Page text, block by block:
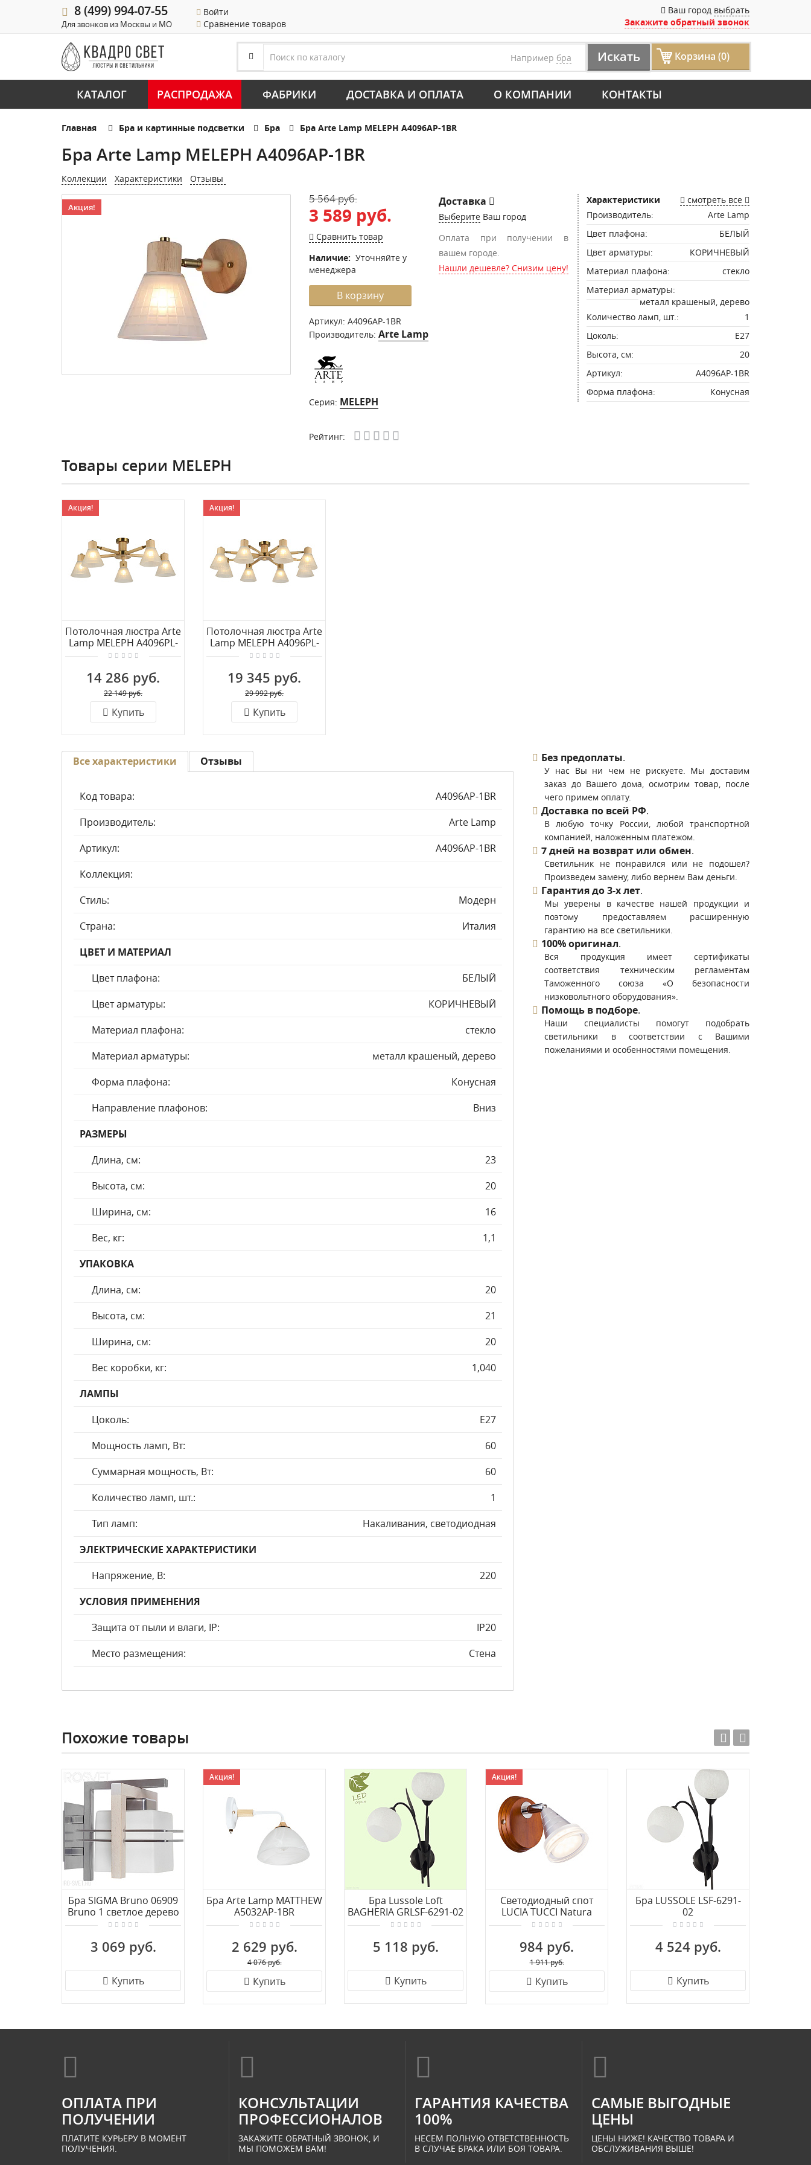
8 (499) 994-07-55
Для звонков из Москвы и МО
Войти
Сравнение товаров
Ваш город выбрать
Закажите обратный звонок
Например бра Искать Корзина (0)
КАТАЛОГ РАСПРОДАЖА ФАБРИКИ ДОСТАВКА И ОПЛАТА О КОМПАНИИ КОНТАКТЫ
Главная Бра и картинные подсветки Бра Бра Arte Lamp MELEPH A4096AP-1BR
Бра Arte Lamp MELEPH A4096AP-1BR
Коллекции Характеристики Отзывы
Акция!
5 564 руб.
3 589 руб.
Сравнить товар
Наличие: Уточняйте у
менеджера
В корзину
Артикул: A4096AP-1BR
Производитель: Arte Lamp
Серия: MELEPH
Доставка
Выберите Ваш город
Оплата при получении в
вашем городе.
Нашли дешевле? Снизим цену!
Рейтинг:
Характеристики
смотреть все
Производитель:
Arte Lamp
Цвет плафона:
БЕЛЫЙ
Цвет арматуры:
КОРИЧНЕВЫЙ
Материал плафона:
стекло
Материал арматуры:
металл крашеный, дерево
Количество ламп, шт.:
1
Цоколь:
E27
Высота, см:
20
Артикул:
A4096AP-1BR
Форма плафона:
Конусная
Товары серии MELEPH
Акция!
Потолочная люстра Arte
Lamp MELEPH A4096PL-
5BR
14 286 руб.
22 149 руб.
Купить
Акция!
Потолочная люстра Arte
Lamp MELEPH A4096PL-
8BR
19 345 руб.
29 992 руб.
Купить
Все характеристики
Код товара:
A4096AP-1BR
Производитель:
Arte Lamp
Артикул:
A4096AP-1BR
Коллекция:
Стиль:
Модерн
Страна:
Италия
ЦВЕТ И МАТЕРИАЛ
Цвет плафона:
БЕЛЫЙ
Цвет арматуры:
КОРИЧНЕВЫЙ
Материал плафона:
стекло
Материал арматуры:
металл крашеный, дерево
Форма плафона:
Конусная
Направление плафонов:
Вниз
РАЗМЕРЫ
Длина, см:
23
Высота, см:
20
Ширина, см:
16
Вес, кг:
1,1
УПАКОВКА
Длина, см:
20
Высота, см:
21
Ширина, см:
20
Вес коробки, кг:
1,040
ЛАМПЫ
Цоколь:
E27
Мощность ламп, Вт:
60
Суммарная мощность, Вт:
60
Количество ламп, шт.:
1
Тип ламп:
Накаливания, светодиодная
ЭЛЕКТРИЧЕСКИЕ ХАРАКТЕРИСТИКИ
Напряжение, В:
220
УСЛОВИЯ ПРИМЕНЕНИЯ
Защита от пыли и влаги, IP:
IP20
Место размещения:
Стена
Отзывы Без предоплаты.
У нас Вы ни чем не рискуете. Мы доставим
заказ до Вашего дома, осмотрим товар, после
чего примем оплату.
Доставка по всей РФ.
В любую точку России, любой транспортной
компанией, наложенным платежом.
7 дней на возврат или обмен.
Светильник не понравился или не подошел?
Произведем замену, либо вернем Вам деньги.
Гарантия до 3-х лет.
Мы уверены в качестве нашей продукции и
поэтому предоставляем расширенную
гарантию на все светильники.
100% оригинал.
Вся продукция имеет сертификаты
соответствия техническим регламентам
Таможенного союза «О безопасности
низковольтного оборудования».
Помощь в подборе.
Наши специалисты помогут подобрать
светильники в соответствии с Вашими
пожеланиями и особенностями помещения.
Похожие товары
Бра SIGMA Bruno 06909
Bruno 1 светлое дерево
3 069 руб.
Купить
Акция!
Бра Arte Lamp MATTHEW
A5032AP-1BR
2 629 руб.
4 076 руб.
Купить
Бра Lussole Loft
BAGHERIA GRLSF-6291-02
5 118 руб.
Купить
Акция!
Светодиодный спот
LUCIA TUCCI Natura
W076.1 Led venge
984 руб.
1 911 руб.
Купить
Бра LUSSOLE LSF-6291-
02
4 524 руб.
Купить
ОПЛАТА ПРИ
ПОЛУЧЕНИИ
ПЛАТИТЕ КУРЬЕРУ В МОМЕНТ
ПОЛУЧЕНИЯ.
КОНСУЛЬТАЦИИ
ПРОФЕССИОНАЛОВ
ЗАКАЖИТЕ ОБРАТНЫЙ ЗВОНОК, И
МЫ ПОМОЖЕМ ВАМ!
ГАРАНТИЯ КАЧЕСТВА
100%
НЕСЕМ ПОЛНУЮ ОТВЕТСТВЕННОСТЬ
В СЛУЧАЕ БРАКА ИЛИ БОЯ ТОВАРА.
САМЫЕ ВЫГОДНЫЕ
ЦЕНЫ
ЦЕНЫ НИЖЕ! КАЧЕСТВО ТОВАРА И
ОБСЛУЖИВАНИЯ ВЫШЕ!